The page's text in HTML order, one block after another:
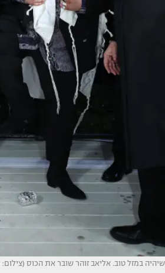
שיהיה במזל טוב. אליאב זוהר שובר את הכוס